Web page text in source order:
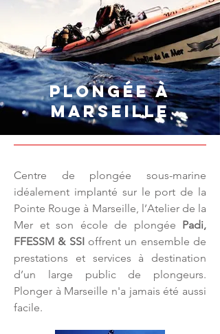
Plongée à
Marseille
Centre de plongée sous-marine
idéalement implanté sur le port de la
Pointe Rouge à Marseille, l’Atelier de la
Mer et son école de plongée Padi,
FFESSM & SSIoffrent un ensemble de
prestations et services à destination
d’un large public de plongeurs.
Plonger à Marseille n'a jamais été aussi
facile.